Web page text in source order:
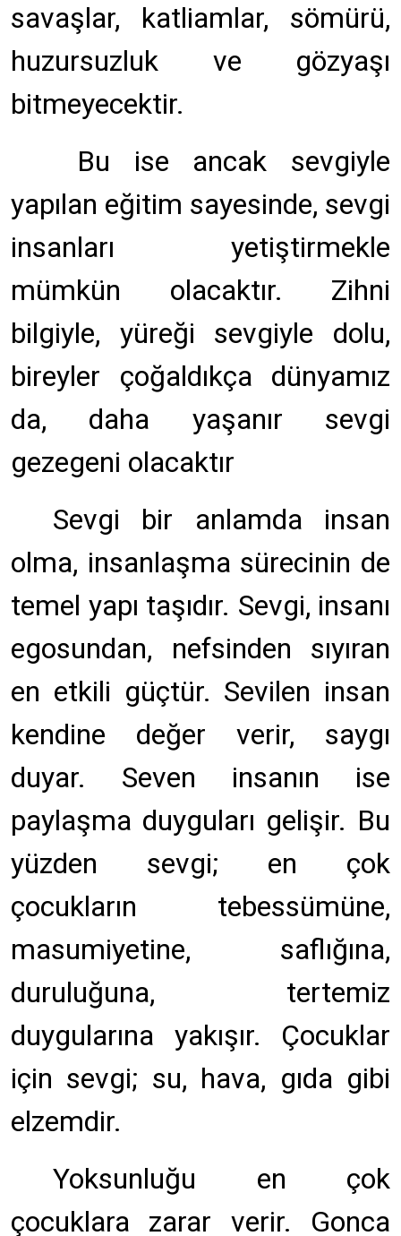
savaşlar, katliamlar, sömürü,
huzursuzluk ve gözyaşı
bitmeyecektir.
Bu ise ancak sevgiyle
yapılan eğitim sayesinde, sevgi
insanları yetiştirmekle
mümkün olacaktır. Zihni
bilgiyle, yüreği sevgiyle dolu,
bireyler çoğaldıkça dünyamız
da, daha yaşanır sevgi
gezegeni olacaktır
Sevgi bir anlamda insan
olma, insanlaşma sürecinin de
temel yapı taşıdır. Sevgi, insanı
egosundan, nefsinden sıyıran
en etkili güçtür. Sevilen insan
kendine değer verir, saygı
duyar. Seven insanın ise
paylaşma duyguları gelişir. Bu
yüzden sevgi; en çok
çocukların tebessümüne,
masumiyetine, saflığına,
duruluğuna, tertemiz
duygularına yakışır. Çocuklar
için sevgi; su, hava, gıda gibi
elzemdir.
Yoksunluğu en çok
çocuklara zarar verir. Gonca